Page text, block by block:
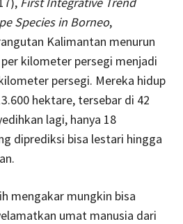
Species in Borneo,
Kalimantan menurun
kilometer persegi menjadi
persegi. Mereka hidup
hektare, tersebar di 42
lagi, hanya 18
diprediksi bisa lestari hingga
mengakar mungkin bisa
umat manusia dari